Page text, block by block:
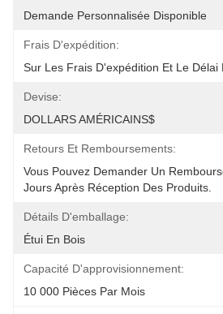
Demande Personnalisée Disponible
Frais D'expédition:
Sur Les Frais D'expédition Et Le Délai
Devise:
DOLLARS AMÉRICAINS$
Retours Et Remboursements:
Vous Pouvez Demander Un
Jours Après Réception Des Produits.
Détails D'emballage:
Étui En Bois
Capacité D'approvisionnement:
10 000 Pièces Par Mois